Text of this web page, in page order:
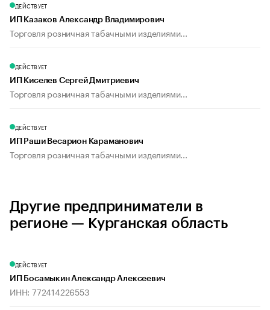
ДЕЙСТВУЕТ
ИП Казаков Александр Владимирович
Торговля розничная табачными изделиями...
ДЕЙСТВУЕТ
ИП Киселев Сергей Дмитриевич
Торговля розничная табачными изделиями...
ДЕЙСТВУЕТ
ИП Раши Весарион Караманович
Торговля розничная табачными изделиями...
Другие предприниматели в
регионе — Курганская область
ДЕЙСТВУЕТ
ИП Босамыкин Александр Алексеевич
ИНН: 772414226553